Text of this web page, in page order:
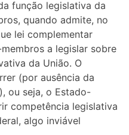
função legislativa da
quando admite, no
lei complementar
a legislar sobre
da União. O
(por ausência da
ou seja, o Estado-
competência legislativa
algo inviável